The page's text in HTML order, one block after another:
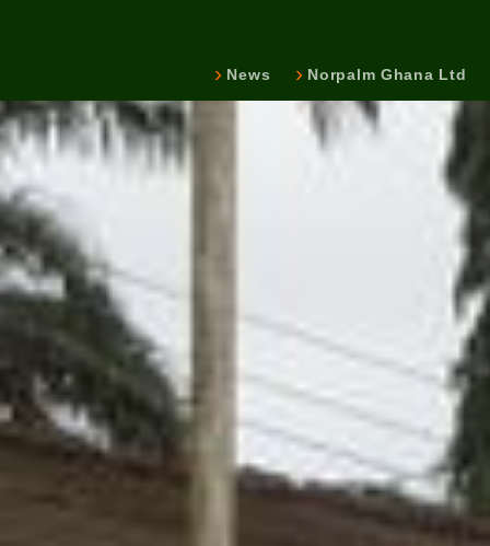
News Norpalm Ghana Ltd